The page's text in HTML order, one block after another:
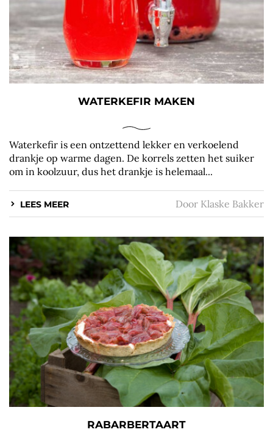
WATERKEFIR MAKEN
Waterkefir is een ontzettend lekker en verkoelend
drankje op warme dagen. De korrels zetten het suiker
om in koolzuur, dus het drankje is helemaal...
LEES MEER Door Klaske Bakker
RABARBERTAART